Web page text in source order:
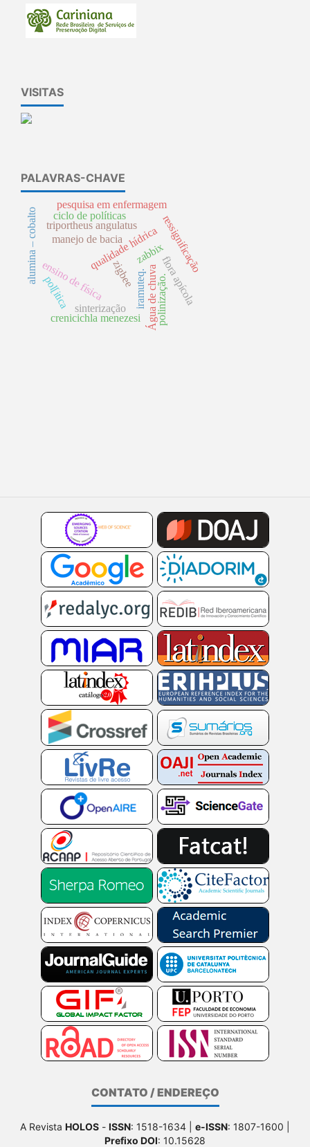
VISITAS
PALAVRAS-CHAVE
ensino de física
qualidade hídrica
manejo de bacia
alumina – cobalto
sinterização
zigbee
zabbix
pol[itica Água de chuva
ressignificação
crenicichla menezesi
triportheus angulatus
pesquisa em enfermagem
ciclo de políticas
iramuteq. flora apícola
polinização.
CONTATO / ENDEREÇO
A Revista HOLOS - ISSN: 1518-1634 | e-ISSN: 1807-1600 |
Prefixo DOI: 10.15628